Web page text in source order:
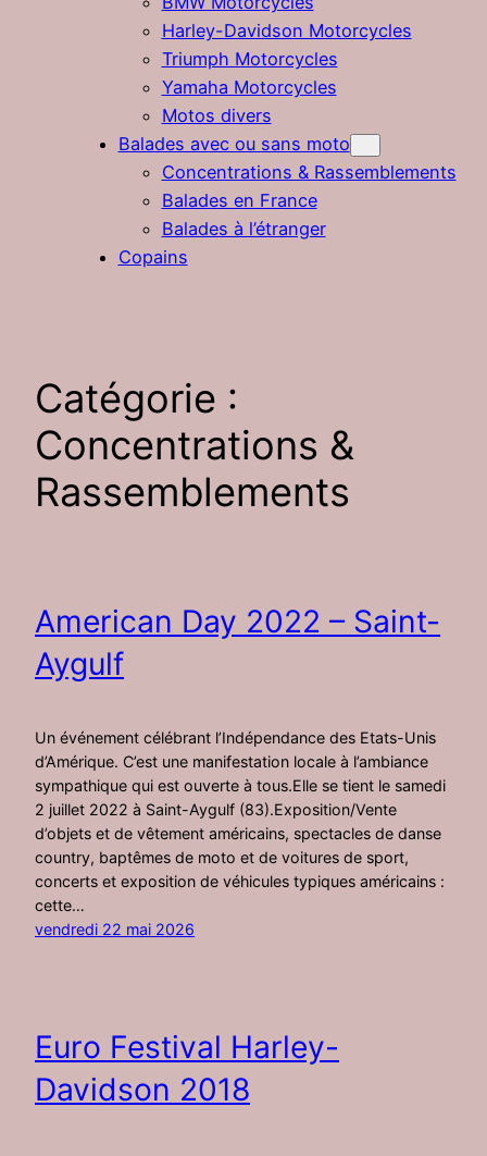
Harley-Davidson Motorcycles
Triumph Motorcycles
Yamaha Motorcycles
Motos divers
Balades avec ou sans moto
Concentrations & Rassemblements
Balades en France
Balades à l’étranger
Copains
Catégorie :
Concentrations &
Rassemblements
American Day 2022 – Saint-
Aygulf
Un événement célébrant l’Indépendance des Etats-Unis
d’Amérique. C’est une manifestation locale à l’ambiance
sympathique qui est ouverte à tous.Elle se tient le samedi
2 juillet 2022 à Saint-Aygulf (83).Exposition/Vente
d’objets et de vêtement américains, spectacles de danse
country, baptêmes de moto et de voitures de sport,
concerts et exposition de véhicules typiques américains :
cette…
vendredi 22 mai 2026
Euro Festival Harley-
Davidson 2018